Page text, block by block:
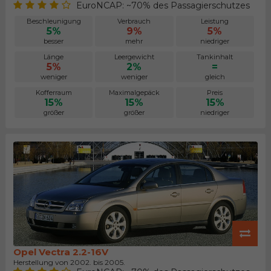
EuroNCAP: ~70% des Passagierschutzes
Beschleunigung
5%
besser
Verbrauch
9%
mehr
Leistung
5%
niedriger
Länge
5%
weniger
Leergewicht
2%
weniger
Tankinhalt
=
gleich
Kofferraum
15%
größer
Maximalgepäck
15%
größer
Preis
15%
niedriger
Opel Vectra 2.2-16V
Herstellung von 2002. bis 2005.